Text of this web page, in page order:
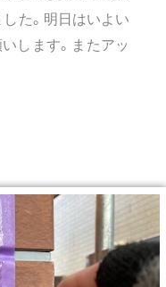
た。明日はいよい
します。またアッ